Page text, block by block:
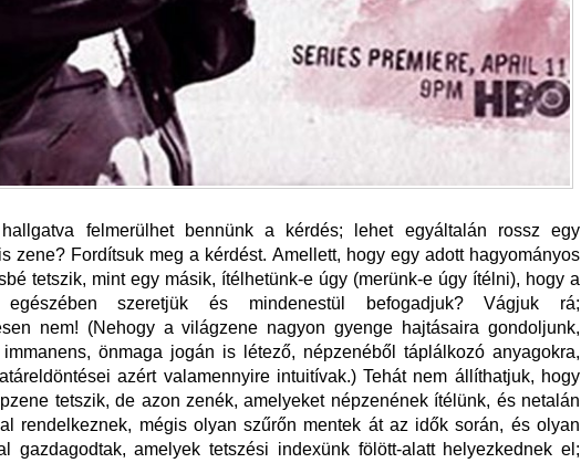
felmerülhet bennünk a kérdés; lehet egyáltalán rossz egy
zene? Fordítsuk meg a kérdést. Amellett, hogy egy adott hagyományos
tetszik, mint egy másik, ítélhetünk-e úgy (merünk-e úgy ítélni), hogy a
egészében szeretjük és mindenestül befogadjuk? Vágjuk rá;
nem! (Nehogy a világzene nagyon gyenge hajtásaira gondoljunk,
önmaga jogán is létező, népzenéből táplálkozó anyagokra,
azért valamennyire intuitívak.) Tehát nem állíthatjuk, hogy
tetszik, de azon zenék, amelyeket népzenének ítélünk, és netalán
rendelkeznek, mégis olyan szűrőn mentek át az idők során, és olyan
gazdagodtak, amelyek tetszési indexünk fölött-alatt helyezkednek el;